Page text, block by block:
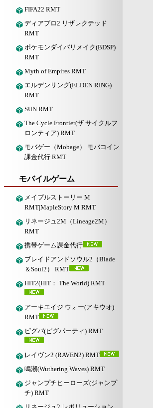
FIFA22 RMT
ディアブロ2 リザレクテッド
RMT
ポケモンダイパリメイク(BDSP)
RMT
Myth of Empires RMT
エルデンリング(ELDEN RING)
RMT
SUN RMT
The Cycle Frontier(ザ サイクルフ
ロンティア) RMT
モバゲー（Mobage） モバコイン
課金代行 RMT
モバイルゲーム
メイプルストーリー M
RMT|MapleStory M RMT
リネージュ2M（Lineage2M）
RMT
携帯ゲーム課金代行
ブレイドアンドソウル2（Blade
＆Soul2） RMT
HIT2(HIT： The World) RMT
アーキエイジ ウォー(アキウオ)
RMT
ピグパ(ピグパーティ) RMT
レイヴン2 (RAVEN2) RMT
鳴潮(Wuthering Waves) RMT
ジャンプチヒーローズ(ジャンプ
チ) RMT